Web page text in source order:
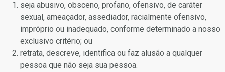
seja abusivo, obsceno, profano, ofensivo, de caráter
sexual, ameaçador, assediador, racialmente ofensivo,
impróprio ou inadequado, conforme determinado a nosso
exclusivo critério; ou
retrata, descreve, identifica ou faz alusão a qualquer
pessoa que não seja sua pessoa.